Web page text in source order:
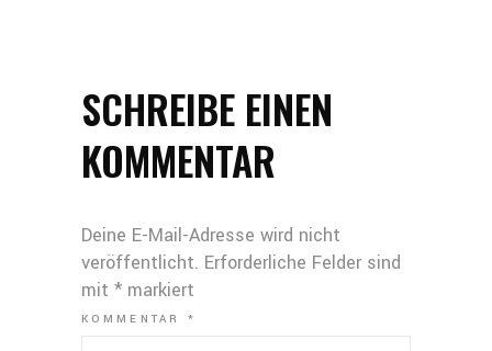
SCHREIBE EINEN
KOMMENTAR
Deine E-Mail-Adresse wird nicht
veröffentlicht. Erforderliche Felder sind
mit * markiert
KOMMENTAR*